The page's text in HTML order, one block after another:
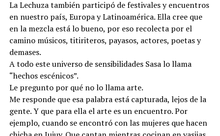
La Lechuza también participó de festivales y encuentros
en nuestro país, Europa y Latinoamérica. Ella cree que
en la mezcla está lo bueno, por eso recolecta por el
camino músicos, titiriteros, payasos, actores, poetas y
demases.
A todo este universo de sensibilidades Sasa lo llama
“hechos escénicos”.
Le pregunto por qué no lo llama arte.
Me responde que esa palabra está capturada, lejos de la
gente. Y que para ella el arte es un encuentro. Por
ejemplo, cuando se encontró con las mujeres que hacen